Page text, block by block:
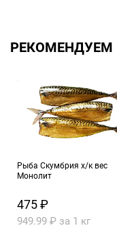
РЕКОМЕНДУЕМ
Рыба Скумбрия х/к вес
Монолит
475 ₽
949.99 ₽ за 1 кг